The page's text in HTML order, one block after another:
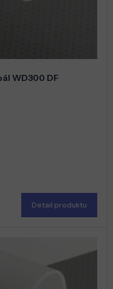
WD300 DF
Detail produktu